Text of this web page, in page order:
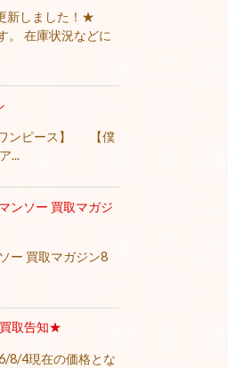
新しました！★
。 在庫状況などに
ンピース】 【僕
...
ンソー 買取マガジ
ー 買取マガジン8
取告知★
4現在の価格とな